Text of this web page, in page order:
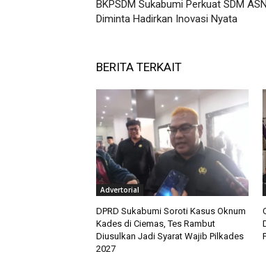
BKPSDM Sukabumi Perkuat SDM
Diminta Hadirkan Inovasi Nyata
BERITA TERKAIT
Advertorial
DPRD Sukabumi Soroti Kasus Oknum
Kades di Ciemas, Tes Rambut
Diusulkan Jadi Syarat Wajib Pilkades
2027